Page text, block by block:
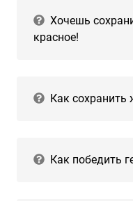
Хочешь
красное!
Как
Как победить